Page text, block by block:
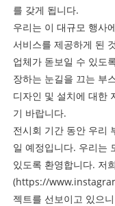
를 갖게 됩니다.
우리는 이 대규모 행사
서비스를 제공하게 된
업체가 돋보일 수 있도
장하는 눈길을 끄는 부
디자인 및 설치에 대한
기 바랍니다.
전시회 기간 동안 우리
일 예정입니다. 우리는
있도록 환영합니다. 저
(https://
젝트를 선보이고 있으